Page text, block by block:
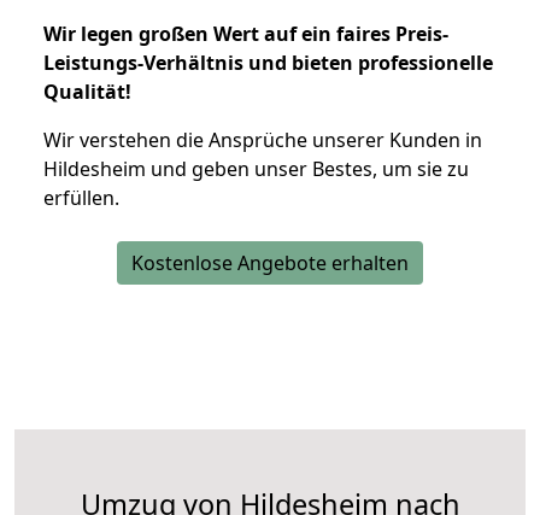
Wir legen großen Wert auf ein faires Preis-
Leistungs-Verhältnis und bieten professionelle
Qualität!
Wir verstehen die Ansprüche unserer Kunden in
Hildesheim und geben unser Bestes, um sie zu
erfüllen.
Kostenlose Angebote erhalten
Umzug von Hildesheim nach